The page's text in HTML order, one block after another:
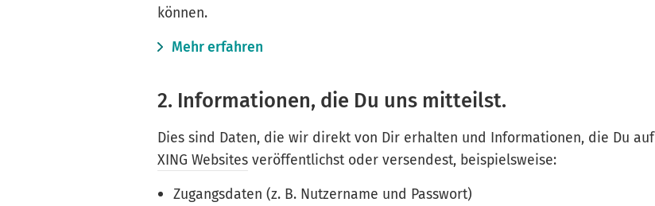
können.
Mehr erfahren
2. Informationen, die Du uns mitteilst.
Dies sind Daten, die wir direkt von Dir erhalten und Informationen, die Du auf
XING Websitesveröffentlichst oder versendest, beispielsweise:
Zugangsdaten (z. B. Nutzername und Passwort)